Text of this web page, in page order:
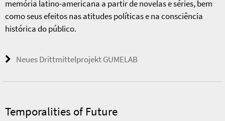
memória latino-americana a partir de novelas e séries, bem
como seus efeitos nas atitudes políticas e na consciência
histórica do público.
Neues Drittmittelprojekt GUMELAB
Temporalities of Future